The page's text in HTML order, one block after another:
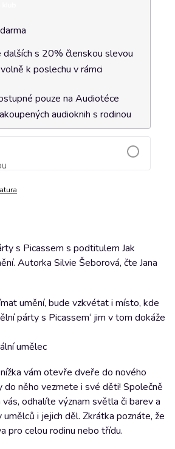
s 20% členskou slevou
k poslechu v rámci
pouze na Audiotéce
audioknih s rodinou
Přidat do košíku
s Picassem s podtitulem Jak
Autorka Silvie Šeborová, čte Jana
umění, bude vzkvétat i místo, kde
párty s Picassem‘ jim v tom dokáže
umělec
vám otevře dveře do nového
do něho vezmete i své děti! Společně
odhalíte význam světla či barev a
i jejich děl. Zkrátka poznáte, že
pro celou rodinu nebo třídu.